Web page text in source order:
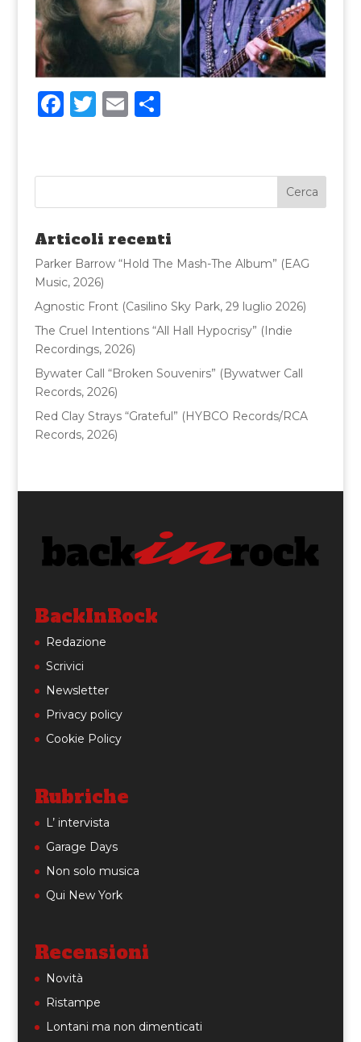
F
e
b
o
o
k
T
te
r
E
l
C
di
vi
di
Articoli recenti
Parker Barrow “Hold The Mash-The Album” (EAG
Music, 2026)
Agnostic Front (Casilino Sky Park, 29 luglio 2026)
The Cruel Intentions “All Hall Hypocrisy” (Indie
Recordings, 2026)
Bywater Call “Broken Souvenirs” (Bywatwer Call
Records, 2026)
Red Clay Strays “Grateful” (HYBCO Records/RCA
Records, 2026)
BackInRock
Redazione
Scrivici
Newsletter
Privacy policy
Cookie Policy
Rubriche
L’ intervista
Garage Days
Non solo musica
Qui New York
Recensioni
Novità
Ristampe
Lontani ma non dimenticati